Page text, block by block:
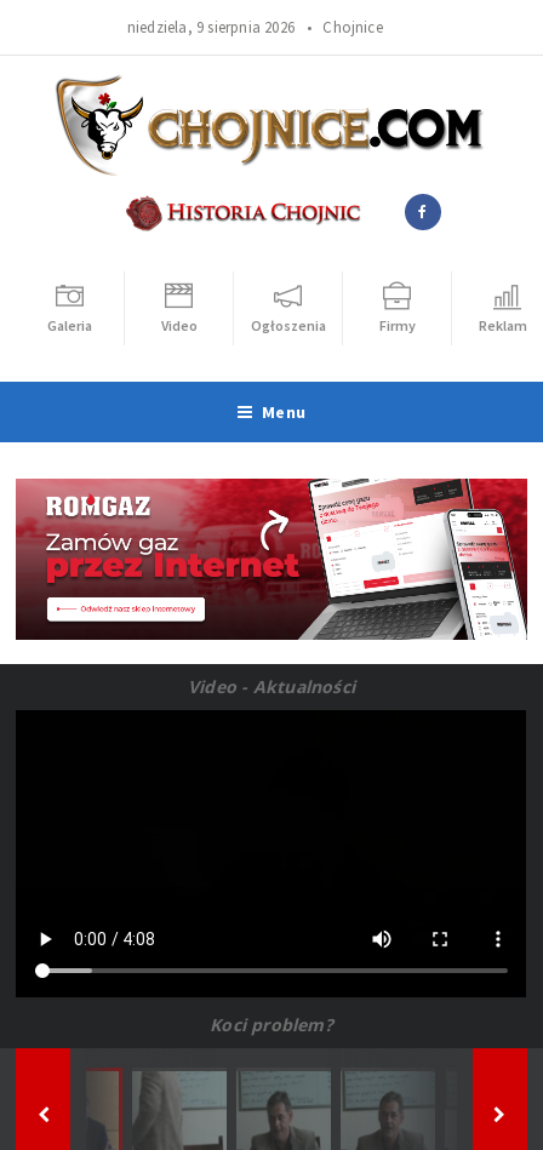
niedziela, 9 sierpnia 2026 • Chojnice
Galeria Video Ogłoszenia Firmy Reklama
Menu
Video - Aktualności
Koci problem?